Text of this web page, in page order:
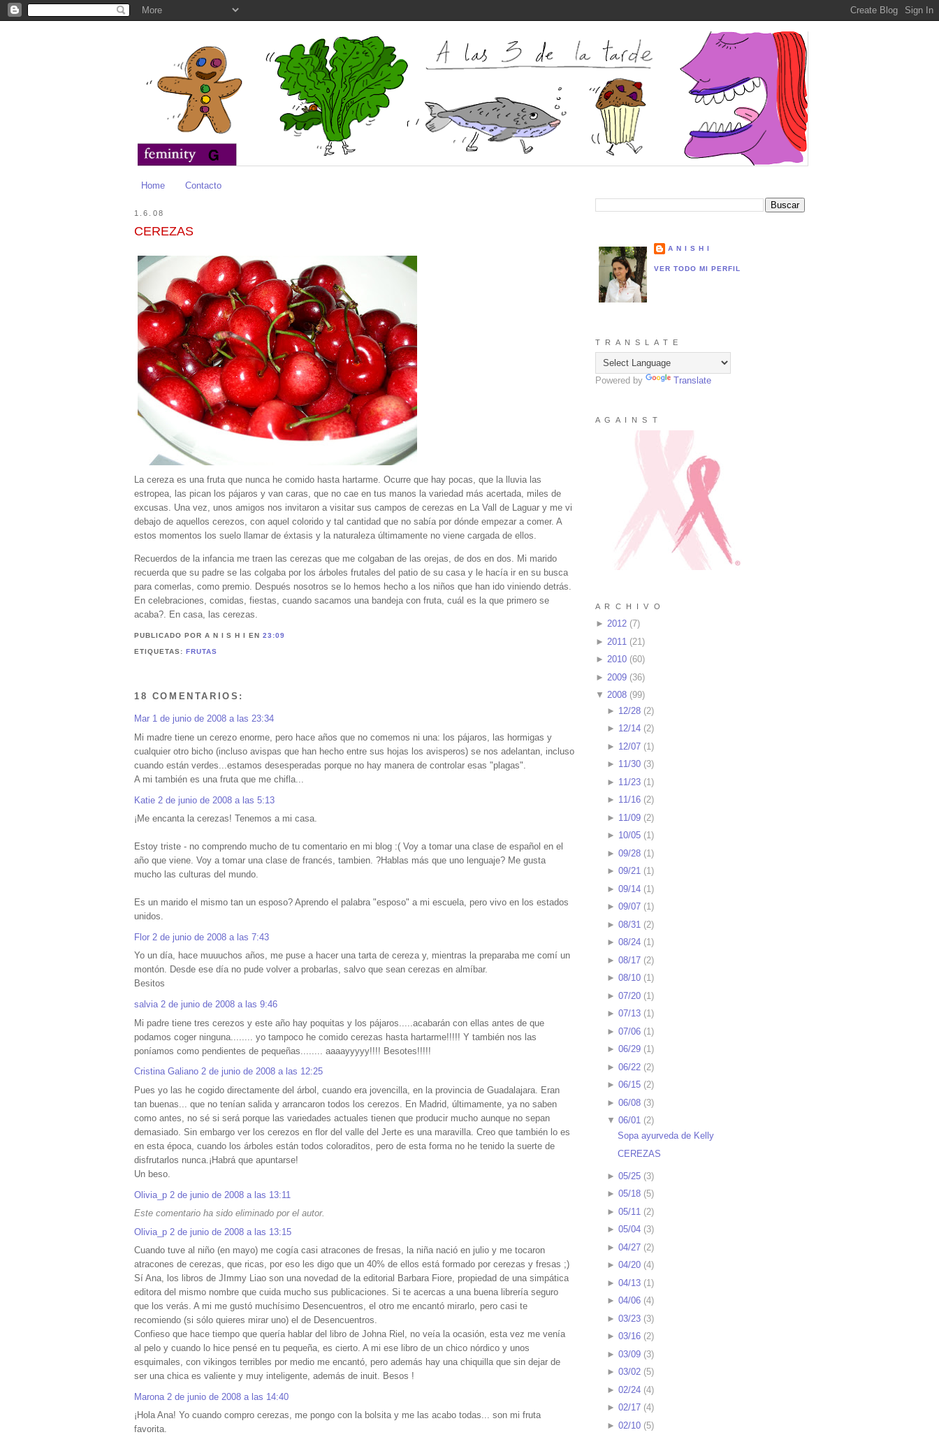
Home Contacto
1.6.08
CEREZAS
La cereza es una fruta que nunca he comido hasta hartarme. Ocurre que hay pocas, que la lluvia las
estropea, las pican los pájaros y van caras, que no cae en tus manos la variedad más acertada, miles de
excusas. Una vez, unos amigos nos invitaron a visitar sus campos de cerezas en La Vall de Laguar y me vi
debajo de aquellos cerezos, con aquel colorido y tal cantidad que no sabía por dónde empezar a comer. A
estos momentos los suelo llamar de éxtasis y la naturaleza últimamente no viene cargada de ellos.
Recuerdos de la infancia me traen las cerezas que me colgaban de las orejas, de dos en dos. Mi marido
recuerda que su padre se las colgaba por los árboles frutales del patio de su casa y le hacía ir en su busca
para comerlas, como premio. Después nosotros se lo hemos hecho a los niños que han ido viniendo detrás.
En celebraciones, comidas, fiestas, cuando sacamos una bandeja con fruta, cuál es la que primero se
acaba?. En casa, las cerezas.
PUBLICADO POR A N I S H IEN23:09
ETIQUETAS: FRUTAS
18 COMENTARIOS:
Mar 1 de junio de 2008 a las 23:34
Mi madre tiene un cerezo enorme, pero hace años que no comemos ni una: los pájaros, las hormigas y
cualquier otro bicho (incluso avispas que han hecho entre sus hojas los avisperos) se nos adelantan, incluso
cuando están verdes...estamos desesperadas porque no hay manera de controlar esas "plagas".
A mi también es una fruta que me chifla...
Katie 2 de junio de 2008 a las 5:13
¡Me encanta la cerezas! Tenemos a mi casa.
Estoy triste - no comprendo mucho de tu comentario en mi blog :( Voy a tomar una clase de español en el
año que viene. Voy a tomar una clase de francés, tambien. ?Hablas más que uno lenguaje? Me gusta
mucho las culturas del mundo.
Es un marido el mismo tan un esposo? Aprendo el palabra "esposo" a mi escuela, pero vivo en los estados
unidos.
Flor 2 de junio de 2008 a las 7:43
Yo un día, hace muuuchos años, me puse a hacer una tarta de cereza y, mientras la preparaba me comí un
montón. Desde ese día no pude volver a probarlas, salvo que sean cerezas en almíbar.
Besitos
salvia 2 de junio de 2008 a las 9:46
Mi padre tiene tres cerezos y este año hay poquitas y los pájaros.....acabarán con ellas antes de que
podamos coger ninguna........ yo tampoco he comido cerezas hasta hartarme!!!!! Y también nos las
poníamos como pendientes de pequeñas........ aaaayyyyy!!!! Besotes!!!!!
Cristina Galiano 2 de junio de 2008 a las 12:25
Pues yo las he cogido directamente del árbol, cuando era jovencilla, en la provincia de Guadalajara. Eran
tan buenas... que no tenían salida y arrancaron todos los cerezos. En Madrid, últimamente, ya no saben
como antes, no sé si será porque las variedades actuales tienen que producir mucho aunque no sepan
demasiado. Sin embargo ver los cerezos en flor del valle del Jerte es una maravilla. Creo que también lo es
en esta época, cuando los árboles están todos coloraditos, pero de esta forma no he tenido la suerte de
disfrutarlos nunca.¡Habrá que apuntarse!
Un beso.
Olivia_p 2 de junio de 2008 a las 13:11
Este comentario ha sido eliminado por el autor.
Olivia_p 2 de junio de 2008 a las 13:15
Cuando tuve al niño (en mayo) me cogía casi atracones de fresas, la niña nació en julio y me tocaron
atracones de cerezas, que ricas, por eso les digo que un 40% de ellos está formado por cerezas y fresas ;)
Sí Ana, los libros de JImmy Liao son una novedad de la editorial Barbara Fiore, propiedad de una simpática
editora del mismo nombre que cuida mucho sus publicaciones. Si te acercas a una buena librería seguro
que los verás. A mi me gustó muchísimo Desencuentros, el otro me encantó mirarlo, pero casi te
recomiendo (si sólo quieres mirar uno) el de Desencuentros.
Confieso que hace tiempo que quería hablar del libro de Johna Riel, no veía la ocasión, esta vez me venía
al pelo y cuando lo hice pensé en tu pequeña, es cierto. A mi ese libro de un chico nórdico y unos
esquimales, con vikingos terribles por medio me encantó, pero además hay una chiquilla que sin dejar de
ser una chica es valiente y muy inteligente, además de inuit. Besos !
Marona 2 de junio de 2008 a las 14:40
¡Hola Ana! Yo cuando compro cerezas, me pongo con la bolsita y me las acabo todas... son mi fruta
favorita.
A N I S H I
VER TODO MI PERFIL
T R A N S L A T E
Powered by Translate
A G A I N S T
A R C H I V O
► 2012 (7)
► 2011 (21 )
► 2010 (60)
► 2009 (36)
▼ 2008 (99)
► 12/28(2)
► 12/14(2)
► 12/07(1)
► 11/30(3)
► 11/23(1)
► 11/16(2)
► 11/09(2)
► 10/05(1)
► 09/28(1)
► 09/21(1)
► 09/14(1)
► 09/07(1)
► 08/31 (2)
► 08/24(1)
► 08/17(2)
► 08/10(1)
► 07/20(1)
► 07/13(1)
► 07/06(1)
► 06/29(1)
► 06/22(2)
► 06/15(2)
► 06/08(3)
▼ 06/01(2)
Sopa ayurveda de Kelly
CEREZAS
► 05/25(3)
► 05/18(5)
► 05/11 (2)
► 05/04(3)
► 04/27(2)
► 04/20(4)
► 04/13(1 )
► 04/06(4)
► 03/23(3)
► 03/16(2)
► 03/09(3)
► 03/02(5)
► 02/24(4)
► 02/17(4)
► 02/10(5)